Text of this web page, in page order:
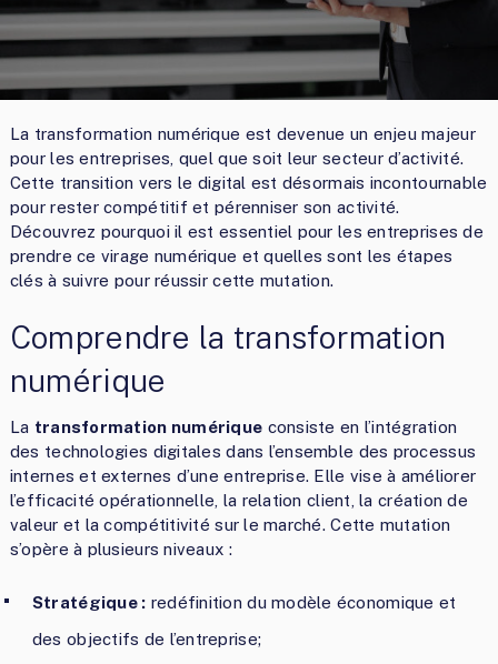
La transformation numérique est devenue un enjeu majeur
pour les entreprises, quel que soit leur secteur d’activité.
Cette transition vers le digital est désormais incontournable
pour rester compétitif et pérenniser son activité.
Découvrez pourquoi il est essentiel pour les entreprises de
prendre ce virage numérique et quelles sont les étapes
clés à suivre pour réussir cette mutation.
Comprendre la transformation
numérique
La transformation numérique consiste en l’intégration
des technologies digitales dans l’ensemble des processus
internes et externes d’une entreprise. Elle vise à améliorer
l’efficacité opérationnelle, la relation client, la création de
valeur et la compétitivité sur le marché. Cette mutation
s’opère à plusieurs niveaux :
Stratégique : redéfinition du modèle économique et
des objectifs de l’entreprise;